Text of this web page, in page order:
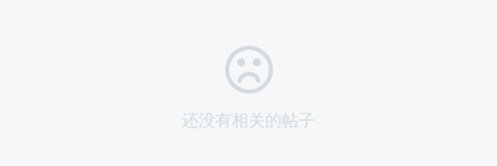
还没有相关的帖子